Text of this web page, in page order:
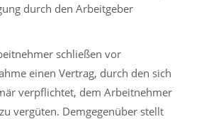
durch den Arbeitgeber
schließen vor
einen Vertrag, durch den sich
verpflichtet, dem Arbeitnehmer
vergüten. Demgegenüber stellt